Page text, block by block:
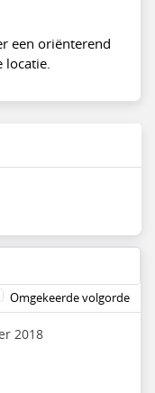
een oriënterend
Omgekeerde volgorde
2018